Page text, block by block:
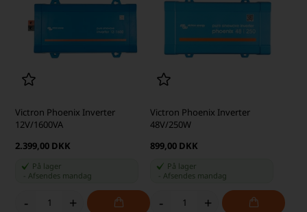
Victron Phoenix Inverter
12V/1600VA
2.399,00 DKK
På lager
Afsendes mandag
- +
Victron Phoenix Inverter
48V/250W
899,00 DKK
På lager
Afsendes mandag
- +